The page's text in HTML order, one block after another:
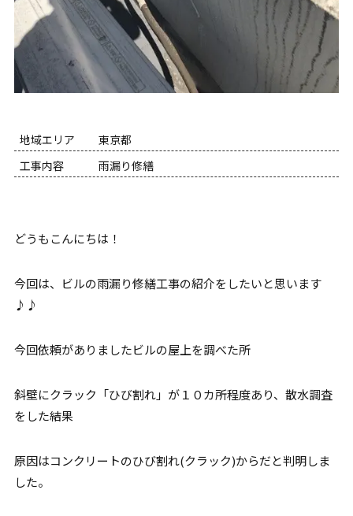
地域エリア
東京都
工事内容
雨漏り修繕
どうもこんにちは！
今回は、ビルの雨漏り修繕工事の紹介をしたいと思います
♪♪
今回依頼がありましたビルの屋上を調べた所
斜壁にクラック「ひび割れ」が１０カ所程度あり、散水調査
をした結果
原因はコンクリートのひび割れ(クラック)からだと判明しま
した。